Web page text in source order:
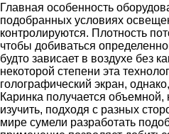
Главная особенность
подобранных условиях
контролируются. Плотность
чтобы добиваться
будто зависает в воздухе без
некоторой степени эта
голографический экран,
Каринка получается
изучить, подходя с разных
мире сумели разработать